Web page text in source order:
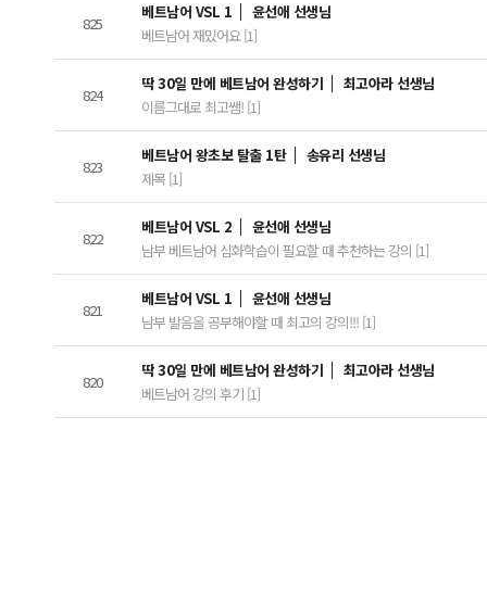
825
베트남어 VSL 1
윤선애 선생님
베트남어 재밌어요 [1]
824
딱 30일 만에 베트남어 완성하기
최고아라 선생님
이름그대로 최고쌤! [1]
823
베트남어 왕초보 탈출 1탄
송유리 선생님
제목 [1]
822
베트남어 VSL 2
윤선애 선생님
남부 베트남어 심화학습이 필요할 때 추천하는 강의 [1]
821
베트남어 VSL 1
윤선애 선생님
남부 발음을 공부해야할 때 최고의 강의!!! [1]
820
딱 30일 만에 베트남어 완성하기
최고아라 선생님
베트남어 강의 후기 [1]